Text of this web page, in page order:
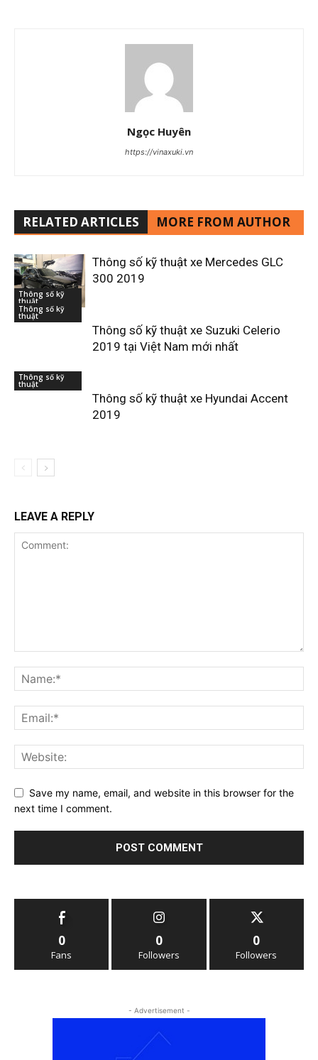
Ngọc Huyên
https://vinaxuki.vn
RELATED ARTICLES MORE FROM AUTHOR
Thông số kỹ
thuật
Thông số kỹ thuật xe Mercedes GLC
300 2019
Thông số kỹ
thuật
Thông số kỹ thuật xe Suzuki Celerio
2019 tại Việt Nam mới nhất
Thông số kỹ
thuật
Thông số kỹ thuật xe Hyundai Accent
2019
LEAVE A REPLY
Save my name, email, and website in this browser for the
next time I comment.
0
Fans
0
Followers
0
Followers
- Advertisement -